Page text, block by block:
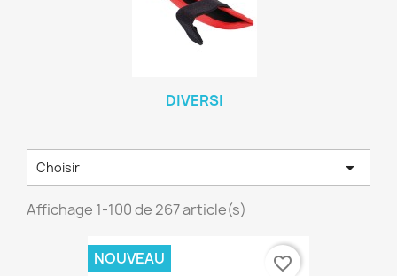
DIVERSI
Choisir 
Affichage 1-100 de 267 article(s)
NOUVEAU favorite_border